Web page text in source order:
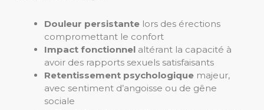
Douleur persistante lors des érections
compromettant le confort
Impact fonctionnel altérant la capacité à
avoir des rapports sexuels satisfaisants
Retentissement psychologique majeur,
avec sentiment d’angoisse ou de gêne
sociale